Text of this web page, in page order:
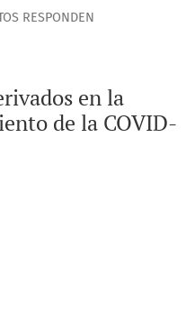
RESPONDEN
en la
de la COVID-